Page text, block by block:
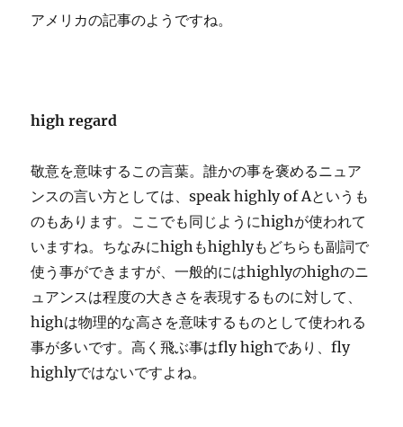
アメリカの記事のようですね。
high regard
敬意を意味するこの言葉。誰かの事を褒めるニュア
ンスの言い方としては、speak highly of Aというも
のもあります。ここでも同じようにhighが使われて
いますね。ちなみにhighもhighlyもどちらも副詞で
使う事ができますが、一般的にはhighlyのhighのニ
ュアンスは程度の大きさを表現するものに対して、
highは物理的な高さを意味するものとして使われる
事が多いです。高く飛ぶ事はfly highであり、fly
highlyではないですよね。